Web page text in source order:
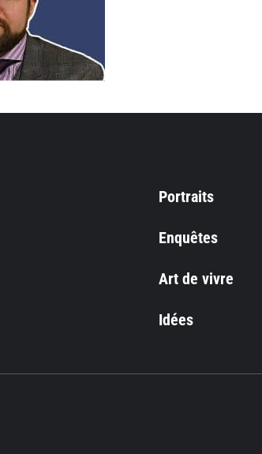
Portraits
Enquêtes
Art de vivre
Idées